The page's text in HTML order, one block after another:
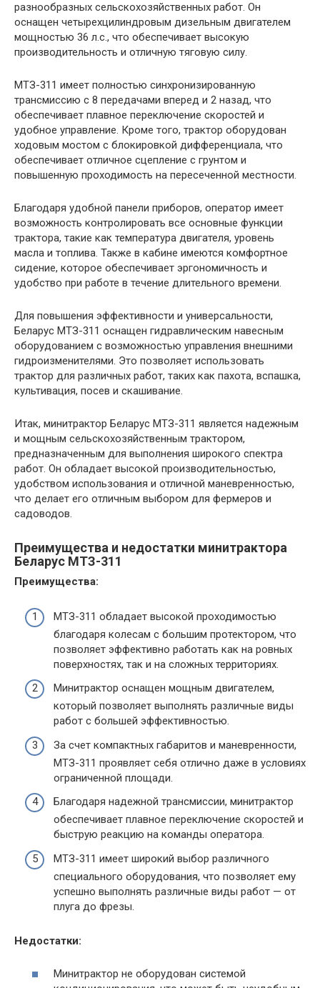
разнообразных сельскохозяйственных работ. Он
оснащен четырехцилиндровым дизельным двигателем
мощностью 36 л.с., что обеспечивает высокую
производительность и отличную тяговую силу.
МТЗ-311 имеет полностью синхронизированную
трансмиссию с 8 передачами вперед и 2 назад, что
обеспечивает плавное переключение скоростей и
удобное управление. Кроме того, трактор оборудован
ходовым мостом с блокировкой дифференциала, что
обеспечивает отличное сцепление с грунтом и
повышенную проходимость на пересеченной местности.
Благодаря удобной панели приборов, оператор имеет
возможность контролировать все основные функции
трактора, такие как температура двигателя, уровень
масла и топлива. Также в кабине имеются комфортное
сидение, которое обеспечивает эргономичность и
удобство при работе в течение длительного времени.
Для повышения эффективности и универсальности,
Беларус МТЗ-311 оснащен гидравлическим навесным
оборудованием с возможностью управления внешними
гидроизменителями. Это позволяет использовать
трактор для различных работ, таких как пахота, вспашка,
культивация, посев и скашивание.
Итак, минитрактор Беларус МТЗ-311 является надежным
и мощным сельскохозяйственным трактором,
предназначенным для выполнения широкого спектра
работ. Он обладает высокой производительностью,
удобством использования и отличной маневренностью,
что делает его отличным выбором для фермеров и
садоводов.
Преимущества и недостатки минитрактора
Беларус МТЗ-311
Преимущества:
МТЗ-311 обладает высокой проходимостью
благодаря колесам с большим протектором, что
позволяет эффективно работать как на ровных
поверхностях, так и на сложных территориях.
Минитрактор оснащен мощным двигателем,
который позволяет выполнять различные виды
работ с большей эффективностью.
За счет компактных габаритов и маневренности,
МТЗ-311 проявляет себя отлично даже в условиях
ограниченной площади.
Благодаря надежной трансмиссии, минитрактор
обеспечивает плавное переключение скоростей и
быструю реакцию на команды оператора.
МТЗ-311 имеет широкий выбор различного
специального оборудования, что позволяет ему
успешно выполнять различные виды работ — от
плуга до фрезы.
Недостатки:
Минитрактор не оборудован системой